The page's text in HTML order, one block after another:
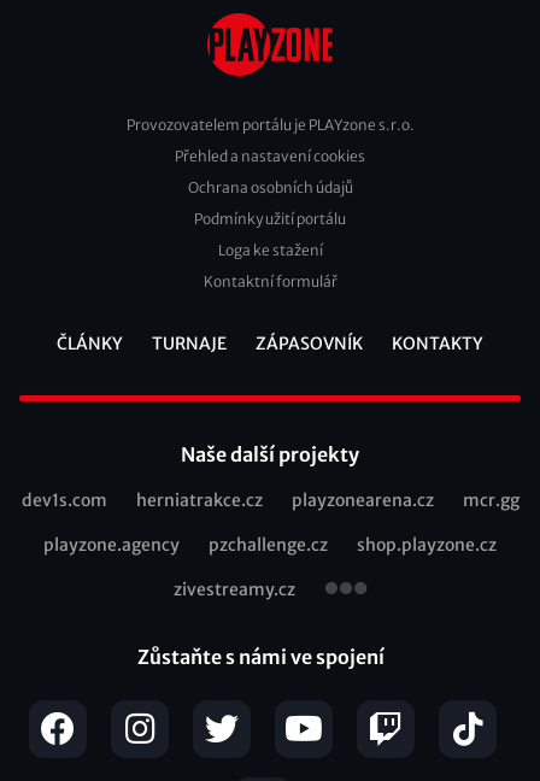
Footer
Provozovatelem portálu je PLAYzone s.r.o.
Přehled a nastavení cookies
Ochrana osobních údajů
Podmínky užití portálu
Loga ke stažení
Kontaktní formulář
ČLÁNKY TURNAJE ZÁPASOVNÍK KONTAKTY
Naše další projekty
Recommended
dev1s.com herniatrakce.cz playzonearena.cz mcr.gg
playzone.agency pzchallenge.cz shop.playzone.cz
zivestreamy.cz
Zůstaňte s námi ve spojení